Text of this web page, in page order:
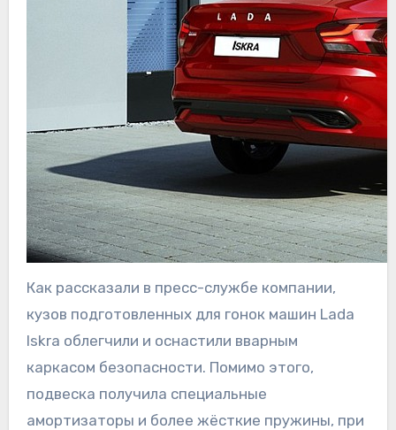
Как рассказали в пресс-службе компании,
кузов подготовленных для гонок машин Lada
Iskra облегчили и оснастили вварным
каркасом безопасности. Помимо этого,
подвеска получила специальные
амортизаторы и более жёсткие пружины, при